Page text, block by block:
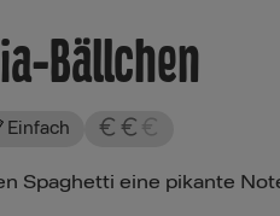
Bällchen
Einfach
Spaghetti eine pikante